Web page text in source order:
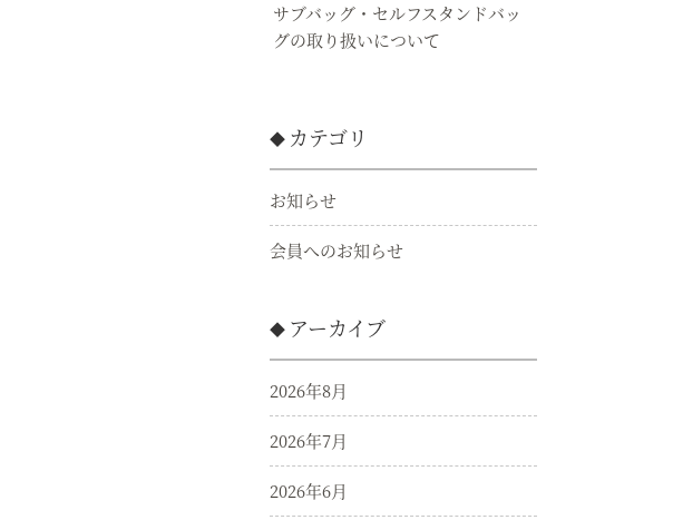
サブバッグ・セルフスタンドバッ
グの取り扱いについて
カテゴリ
お知らせ
会員へのお知らせ
アーカイブ
2026年8月
2026年7月
2026年6月